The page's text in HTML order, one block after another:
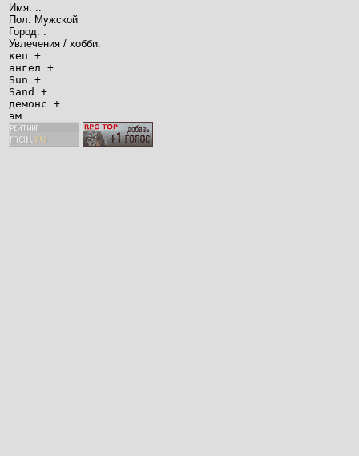
Имя: ..
Пол: Мужской
Город: .
Увлечения / хобби:
кеп +
ангел +
Sun +
Sand +
демонс +
эм